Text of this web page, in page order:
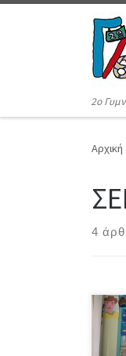
Μετάβαση στο
2ο
4